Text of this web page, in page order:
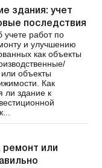
здания: учет
последствия
учете работ по
и улучшению
как объекты
объекты
Как
ли здание к
ремонт или